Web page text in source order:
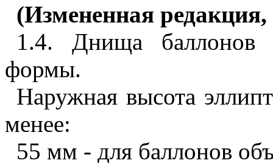
(Измененная
1.4. Днища баллонов
формы.
Наружная высота
менее:
55 мм - для баллонов